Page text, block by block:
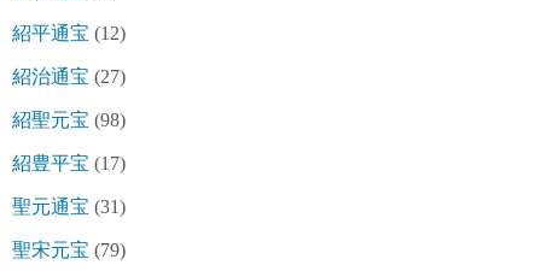
紹平通宝 (12)
紹治通宝 (27)
紹聖元宝 (98)
紹豊平宝 (17)
聖元通宝 (31)
聖宋元宝 (79)